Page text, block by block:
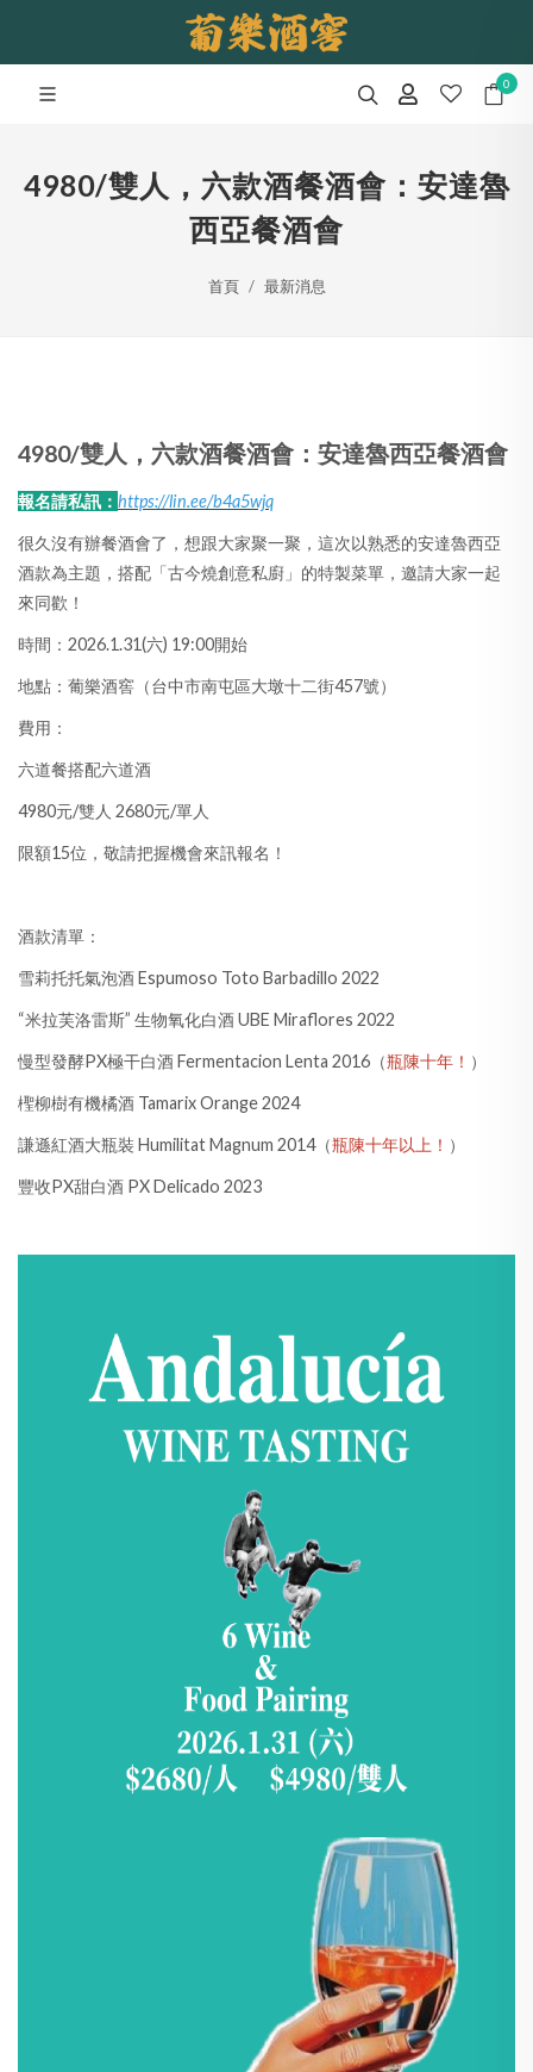
0
4980/雙人，六款酒餐酒會：安達魯
西亞餐酒會
首頁 最新消息
4980/雙人，六款酒餐酒會：安達魯西亞餐酒會
報名請私訊： https://lin.ee/b4a5wjq
很久沒有辦餐酒會了，想跟大家聚一聚，這次以熟悉的安達魯西亞
酒款為主題，搭配「古今燒創意私廚」的特製菜單，邀請大家一起
來同歡！
時間：2026.1.31(六) 19:00開始
地點：葡樂酒窖（台中市南屯區大墩十二街457號）
費用：
六道餐搭配六道酒
4980元/雙人 2680元/單人
限額15位，敬請把握機會來訊報名！
酒款清單：
雪莉托托氣泡酒 Espumoso Toto Barbadillo 2022
“米拉芙洛雷斯” 生物氧化白酒 UBE Miraflores 2022
慢型發酵PX極干白酒 Fermentacion Lenta 2016（瓶陳十年！ ）
檉柳樹有機橘酒 Tamarix Orange 2024
謙遜紅酒大瓶裝 Humilitat Magnum 2014（瓶陳十年以上！ ）
豐收PX甜白酒 PX Delicado 2023